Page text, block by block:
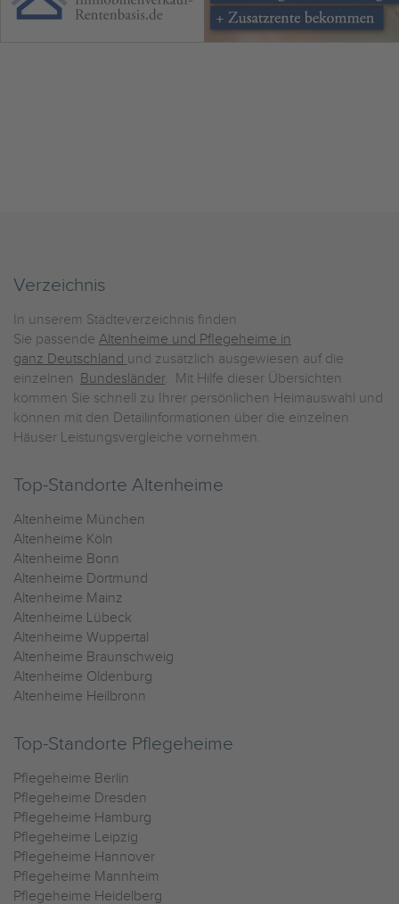
Verzeichnis
In unserem Städteverzeichnis finden
Sie passende Altenheime und Pflegeheime in
ganz Deutschland und zusätzlich ausgewiesen auf die
einzelnen Bundesländer. Mit Hilfe dieser Übersichten
kommen Sie schnell zu Ihrer persönlichen Heimauswahl und
können mit den Detailinformationen über die einzelnen
Häuser Leistungsvergleiche vornehmen.
Top-Standorte Altenheime
Altenheime München
Altenheime Köln
Altenheime Bonn
Altenheime Dortmund
Altenheime Mainz
Altenheime Lübeck
Altenheime Wuppertal
Altenheime Braunschweig
Altenheime Oldenburg
Altenheime Heilbronn
Top-Standorte Pflegeheime
Pflegeheime Berlin
Pflegeheime Dresden
Pflegeheime Hamburg
Pflegeheime Leipzig
Pflegeheime Hannover
Pflegeheime Mannheim
Pflegeheime Heidelberg